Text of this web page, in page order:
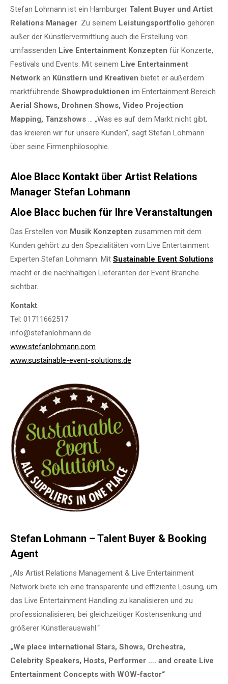
Stefan Lohmann ist ein Hamburger Talent Buyer und Artist
Relations Manager. Zu seinem Leistungsportfolio gehören
außer der Künstlervermittlung auch die Erstellung von
umfassenden Live Entertainment Konzepten für Konzerte,
Festivals und Events. Mit seinem Live Entertainment
Network an Künstlern und Kreativen bietet er außerdem
marktführende Showproduktionen im Entertainment Bereich
Aerial Shows, Drohnen Shows, Video Projection
Mapping, Tanzshows … „Was es auf dem Markt nicht gibt,
das kreieren wir für unsere Kunden“, sagt Stefan Lohmann
über seine Firmenphilosophie.
Aloe Blacc Kontakt über Artist Relations
Manager Stefan Lohmann
Aloe Blacc buchen für Ihre Veranstaltungen
Das Erstellen von Musik Konzepten zusammen mit dem
Kunden gehört zu den Spezialitäten vom Live Entertainment
Experten Stefan Lohmann. Mit Sustainable Event Solutions
macht er die nachhaltigen Lieferanten der Event Branche
sichtbar.
Kontakt:
Tel: 01711662517
info@stefanlohmann.de
www.stefanlohmann.com
www.sustainable-event-solutions.de
Stefan Lohmann – Talent Buyer & Booking
Agent
„Als Artist Relations Management & Live Entertainment
Network biete ich eine transparente und effiziente Lösung, um
das Live Entertainment Handling zu kanalisieren und zu
professionalisieren, bei gleichzeitiger Kostensenkung und
größerer Künstlerauswahl.“
„We place international Stars, Shows, Orchestra,
Celebrity Speakers, Hosts, Performer …. and create Live
Entertainment Concepts with WOW-factor“